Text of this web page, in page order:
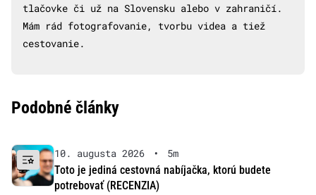
tlačovke či už na Slovensku alebo v zahraničí.
Mám rád fotografovanie, tvorbu videa a tiež
cestovanie.
Podobné články
10. augusta 2026 •
5m
Toto je jediná cestovná nabíjačka, ktorú budete
potrebovať (RECENZIA)